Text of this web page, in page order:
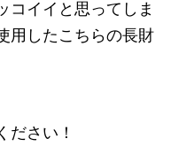
コイイと思ってしま
用したこちらの長財
ださい！